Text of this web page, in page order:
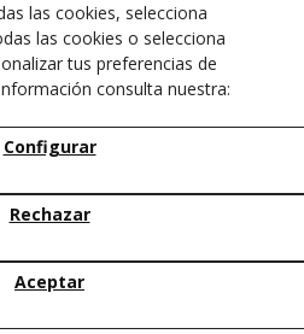
reservados.
las cookies, selecciona
las cookies o selecciona
tus preferencias de
consulta nuestra:
Configurar
Rechazar
Aceptar